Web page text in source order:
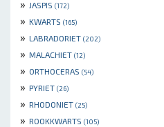
» JASPIS (172)
» KWARTS (165)
» LABRADORIET (202)
» MALACHIET (12)
» ORTHOCERAS (54)
» PYRIET (26)
» RHODONIET (25)
» ROOKKWARTS (105)